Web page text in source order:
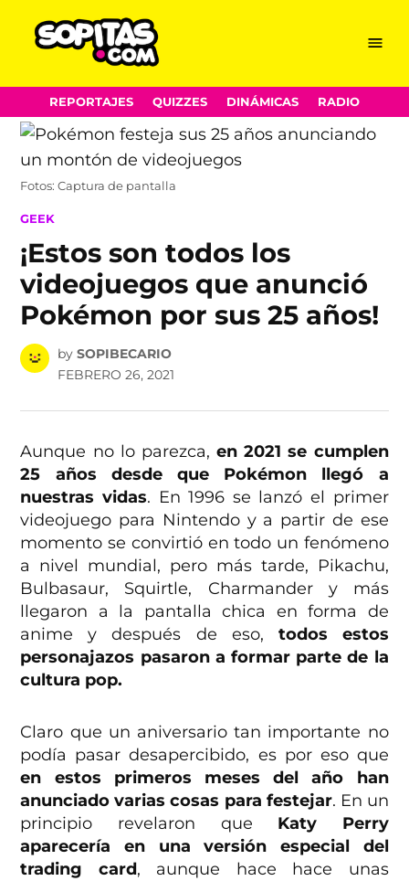
Skip
to
content
Menu
REPORTAJES QUIZZES DINÁMICAS RADIO
Fotos: Captura de pantalla
POSTED
GEEK
¡Estos son todos los
videojuegos que anunció
Pokémon por sus 25 años!
by SOPIBECARIO
FEBRERO 26, 2021
Aunque no lo parezca,en 2021 se cumplen
25 años desde que Pokémon llegó a
nuestras vidas. En 1996 se lanzó el primer
videojuego para Nintendo y a partir de ese
momento se convirtió en todo un fenómeno
a nivel mundial, pero más tarde, Pikachu,
Bulbasaur, Squirtle, Charmander y más
llegaron a la pantalla chica en forma de
anime y después de eso, todos estos
personajazos pasaron a formar parte de la
cultura pop.
Claro que un aniversario tan importante no
podía pasar desapercibido, es por eso que
en estos primeros meses del año han
anunciado varias cosas para festejar. En un
principio revelaron que Katy Perry
aparecería en una versión especial del
trading card, aunque hace hace unas